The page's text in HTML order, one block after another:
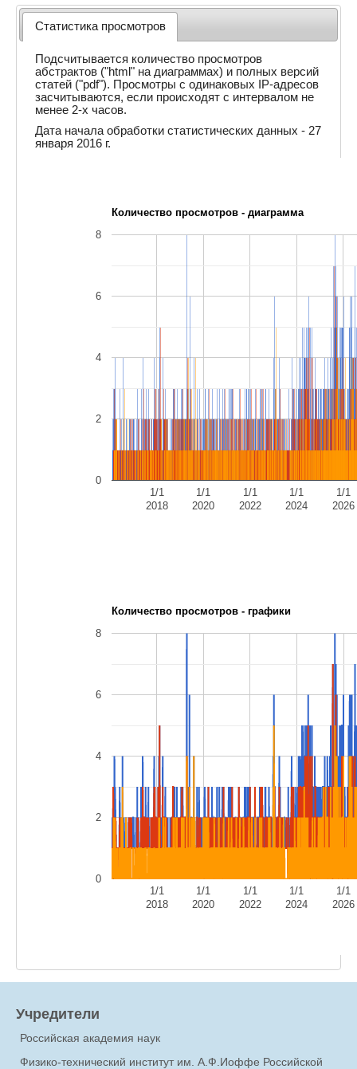
Статистика просмотров
Подсчитывается количество просмотров
абстрактов ("html" на диаграммах) и полных версий
статей ("pdf"). Просмотры с одинаковых IP-адресов
засчитываются, если происходят с интервалом не
менее 2-х часов.
Дата начала обработки статистических данных - 27
января 2016 г.
Количество просмотров - диаграмма
1/1
2018
1/1
2020
1/1
2022
1/1
2024
1/1
2026
0
2
4
6
8
Количество просмотров - графики
1/1
2018
1/1
2020
1/1
2022
1/1
2024
1/1
2026
0
2
4
6
8
Учредители
Российская академия наук
Физико-технический институт им. А.Ф.Иоффе Российской